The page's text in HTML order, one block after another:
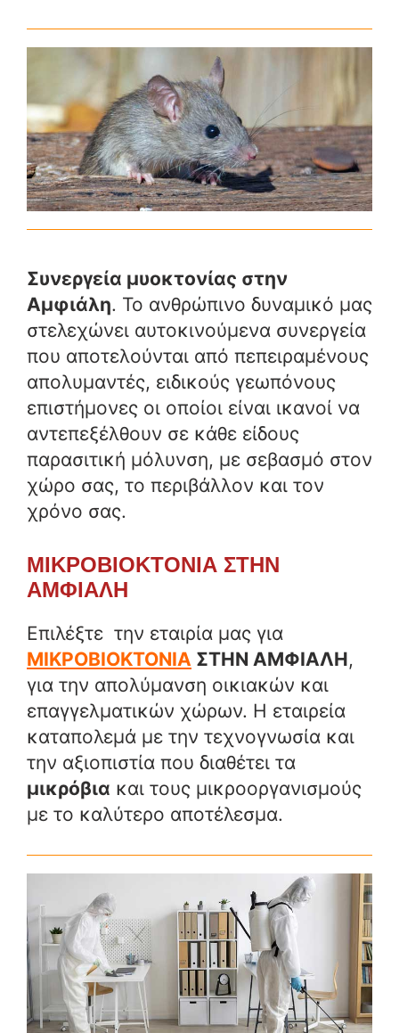
Συνεργεία μυοκτονίας στην
Αμφιάλη. Το ανθρώπινο δυναμικό μας
στελεχώνει αυτοκινούμενα συνεργεία
που αποτελούνται από πεπειραμένους
απολυμαντές, ειδικούς γεωπόνους
επιστήμονες οι οποίοι είναι ικανοί να
αντεπεξέλθουν σε κάθε είδους
παρασιτική μόλυνση, με σεβασμό στον
χώρο σας, το περιβάλλον και τον
χρόνο σας.
ΜΙΚΡΟΒΙΟΚΤΟΝΙΑ ΣΤΗΝ
ΑΜΦΙΑΛΗ
Επιλέξτε την εταιρία μας για
ΜΙΚΡΟΒΙΟΚΤΟΝΙΑ ΣΤΗΝ ΑΜΦΙΑΛΗ,
για την απολύμανση οικιακών και
επαγγελματικών χώρων. Η εταιρεία
καταπολεμά με την τεχνογνωσία και
την αξιοπιστία που διαθέτει τα
μικρόβια και τους μικροοργανισμούς
με το καλύτερο αποτέλεσμα.